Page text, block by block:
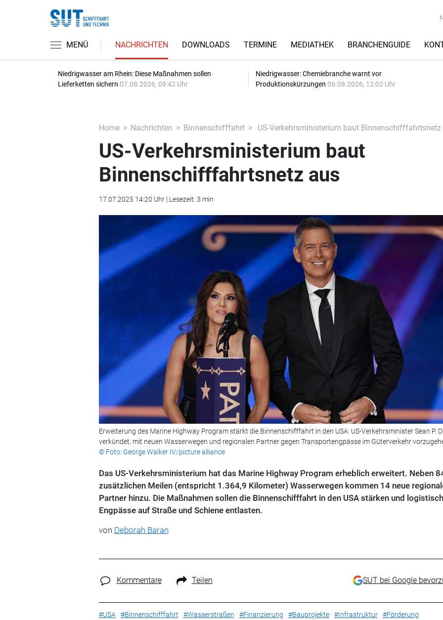
MENÜ NACHRICHTEN DOWNLOADS TERMINE MEDIATHEK BRANCHENGUIDE
Niedrigwasser am Rhein: Diese Maßnahmen sollen
Lieferketten sichern 07.08.2026, 09:42 Uhr
Niedrigwasser: Chemiebranche warnt vor
Produktionskürzungen 06.08.2026, 12:02 Uhr
Home Nachrichten Binnenschifffahrt US-Verkehrsministerium baut Binnenschifffahrtsnetz
US-Verkehrsministerium baut
Binnenschifffahrtsnetz aus
17.07.2025 14:20 Uhr | Lesezeit: 3 min
Erweiterung des Marine Highway Program stärkt die Binnenschifffahrt in den USA: US-Verkehrsminister Sean P.
verkündet, mit neuen Wasserwegen und regionalen Partner gegen Transportengpässe im Güterverkehr
© Foto: George Walker IV/picture alliance
Das US-Verkehrsministerium hat das Marine Highway Program erheblich erweitert. Neben
zusätzlichen Meilen (entspricht 1.364,9 Kilometer) Wasserwegen kommen 14 neue
Partner hinzu. Die Maßnahmen sollen die Binnenschifffahrt in den USA stärken und
Engpässe auf Straße und Schiene entlasten.
von Deborah Baran
Kommentare Teilen SUT bei Google
#USA #Binnenschifffahrt #Wasserstraßen #Finanzierung #Bauprojekte #Infrastruktur #Förderung